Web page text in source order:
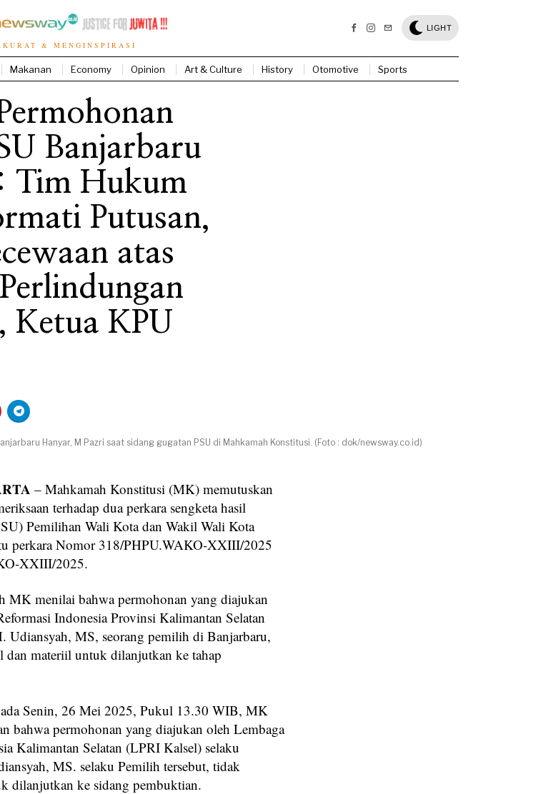
& MENGINSPIRASI
LIGHT
Makanan Economy Opinion Art & Culture History Otomotive Sports
Banjarbaru
Tim Hukum
Putusan,
atas
Ketua KPU
Hanyar, M Pazri saat sidang gugatan PSU di Mahkamah Konstitusi. (Foto : dok/newsway.co.id)
– Mahkamah Konstitusi (MK) memutuskan
terhadap dua perkara sengketa hasil
Pemilihan Wali Kota dan Wakil Wali Kota
perkara Nomor 318/PHPU.WAKO-XXIII/2025
XXIII/2025.
MK menilai bahwa permohonan yang diajukan
Indonesia Provinsi Kalimantan Selatan
Udiansyah, MS, seorang pemilih di Banjarbaru,
dan materiil untuk dilanjutkan ke tahap
Senin, 26 Mei 2025, Pukul 13.30 WIB, MK
bahwa permohonan yang diajukan oleh Lembaga
Kalimantan Selatan (LPRI Kalsel) selaku
MS. selaku Pemilih tersebut, tidak
dilanjutkan ke sidang pembuktian.